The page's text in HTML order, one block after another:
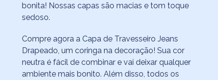
bonita! Nossas capas são macias e tom toque
sedoso.
Compre agora a Capa de Travesseiro Jeans
Drapeado, um coringa na decoração! Sua cor
neutra é fácil de combinar e vai deixar qualquer
ambiente mais bonito. Além disso, todos os